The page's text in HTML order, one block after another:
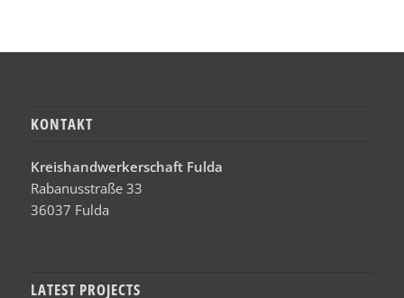
KONTAKT
Kreishandwerkerschaft Fulda
Rabanusstraße 33
36037 Fulda
LATEST PROJECTS